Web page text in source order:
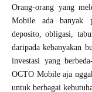
Orang-orang yang
Mobile ada banyak
deposito, obligasi,
daripada kebanyakan
investasi yang
OCTO Mobile aja
untuk berbagai